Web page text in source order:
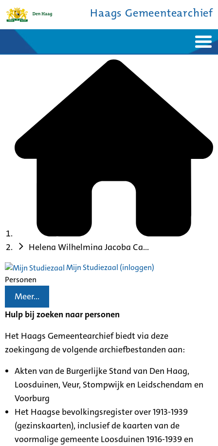
Haags Gemeentearchief
Bronnen en collecties
Helena Wilhelmina Jacoba Ca...
Mijn Studiezaal (inloggen)
Personen
Meer...
Hulp bij zoeken naar personen
Het Haags Gemeentearchief biedt via deze
zoekingang de volgende archiefbestanden aan:
Akten van de Burgerlijke Stand van Den Haag,
Loosduinen, Veur, Stompwijk en Leidschendam en
Voorburg
Het Haagse bevolkingsregister over 1913-1939
(gezinskaarten), inclusief de kaarten van de
voormalige gemeente Loosduinen 1916-1939 en